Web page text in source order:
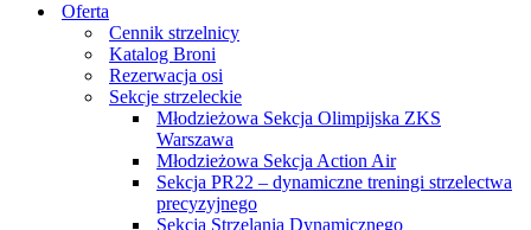
Oferta
Cennik strzelnicy
Katalog Broni
Rezerwacja osi
Sekcje strzeleckie
Młodzieżowa Sekcja Olimpijska ZKS
Warszawa
Młodzieżowa Sekcja Action Air
Sekcja PR22 – dynamiczne treningi strzelectwa
precyzyjnego
Sekcja Strzelania Dynamicznego